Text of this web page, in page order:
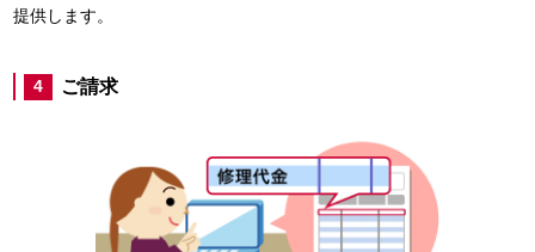
提供します。
4 ご請求